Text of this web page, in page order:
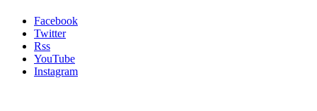
Facebook
Twitter
Rss
YouTube
Instagram